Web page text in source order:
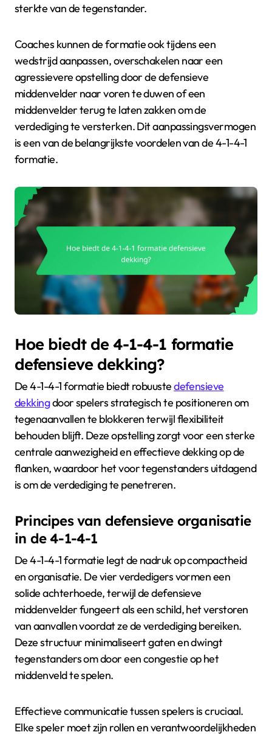
sterkte van de tegenstander.
Coaches kunnen de formatie ook tijdens een
wedstrijd aanpassen, overschakelen naar een
agressievere opstelling door de defensieve
middenvelder naar voren te duwen of een
middenvelder terug te laten zakken om de
verdediging te versterken. Dit aanpassingsvermogen
is een van de belangrijkste voordelen van de 4-1-4-1
formatie.
Hoe biedt de 4-1-4-1 formatie
defensieve dekking?
De 4-1-4-1 formatie biedt robuustedefensieve
dekkingdoor spelers strategisch te positioneren om
tegenaanvallen te blokkeren terwijl flexibiliteit
behouden blijft. Deze opstelling zorgt voor een sterke
centrale aanwezigheid en effectieve dekking op de
flanken, waardoor het voor tegenstanders uitdagend
is om de verdediging te penetreren.
Principes van defensieve organisatie
in de 4-1-4-1
De 4-1-4-1 formatie legt de nadruk op compactheid
en organisatie. De vier verdedigers vormen een
solide achterhoede, terwijl de defensieve
middenvelder fungeert als een schild, het verstoren
van aanvallen voordat ze de verdediging bereiken.
Deze structuur minimaliseert gaten en dwingt
tegenstanders om door een congestie op het
middenveld te spelen.
Effectieve communicatie tussen spelers is cruciaal.
Elke speler moet zijn rollen en verantwoordelijkheden